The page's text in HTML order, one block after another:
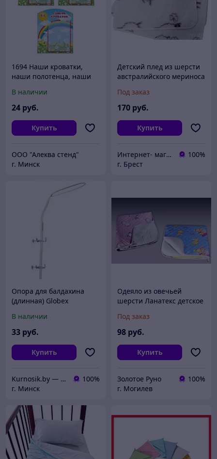
1694 Наши кроватки,
наши полотенца, наши
В наличии
24 руб.
Купить
ООО "Алеква стенд"
г. Минск
Детский плед из шерсти
австралийского мериноса
Под заказ
170 руб.
Купить
Интернет- магазин O'кей маркет
100%
г. Брест
Опора для балдахина
(длинная) Globex
В наличии
33 руб.
Купить
Kurnosik.by — интернет-магазин товаров для детей и всей семьи
100%
г. Минск
Одеяло из овечьей
шерсти Ланатекс детское
Под заказ
98 руб.
Купить
Золотое Руно
100%
г. Могилев